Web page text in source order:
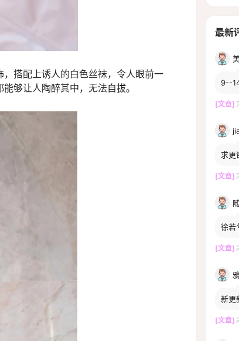
搭配上诱人的白色丝袜，令人眼前一
够让人陶醉其中，无法自拔。
最新
9--
[文章]
求更
[文章]
徐若
[文章]
新更
嘛？
[文章]